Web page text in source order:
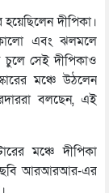
দীপিকা।
এবং ঝলমলে
চুলে সেই দীপিকাও
মঞ্চে উঠলেন
বলছেন, এই
মঞ্চে দীপিকা
ছবি আরআরআর-এর